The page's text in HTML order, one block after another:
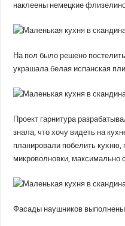
наклеены немецкие
На пол было решено
украшала белая испанская
Проект гарнитура
знала, что хочу видеть на
планировали побелить кухню,
микроволновки, максимально
Фасады наушников